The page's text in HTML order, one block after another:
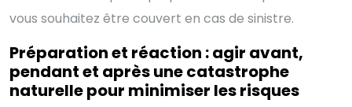
vous souhaitez être couvert en cas de sinistre.
Préparation et réaction : agir avant,
pendant et après une catastrophe
naturelle pour minimiser les risques